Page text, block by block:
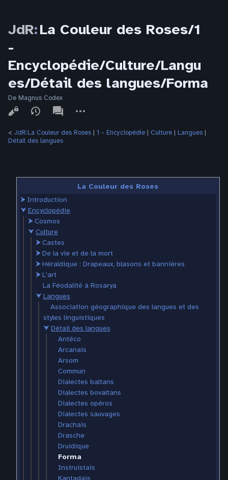
JdR:La Couleur des Roses/1
-
Encyclopédie/Culture/Langu
es/Détail des langues/Forma
De Magnus Codex
Affichages
associated-
pages
actions
< JdR:La Couleur des Roses ‎ | 1 - Encyclopédie ‎ | Culture ‎ | Langues ‎ |
Détail des langues
La Couleur des Roses
⮞ Introduction
⮟ Encyclopédie
⮞Cosmos
⮟ Culture
⮞Castes
⮞De la vie et de la mort
⮞Héraldique : Drapeaux, blasons et bannières
⮞L'art
La Féodalité à Rosarya
⮟ Langues
Association géographique des langues et des
styles linguistiques
⮟ Détail des langues
Antéco
Arcanais
Arsom
Commun
Dialectes baltans
Dialectes bovaltans
Dialectes opéros
Dialectes sauvages
Drachais
Drasche
Druidique
Forma
Instruistais
Kantadais